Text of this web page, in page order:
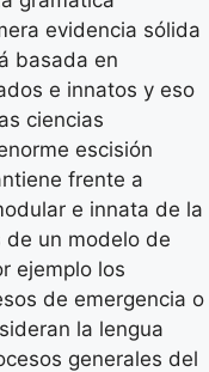
evidencia sólida
basada en
e innatos y eso
ciencias
escisión
frente a
e innata de la
un modelo de
ejemplo los
de emergencia o
la lengua
generales del